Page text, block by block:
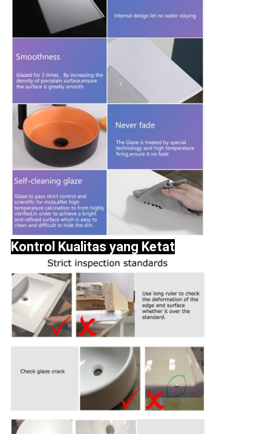
Kontrol Kualitas yang Ketat